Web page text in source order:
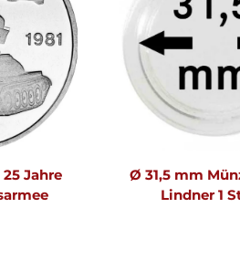
25 Jahre
Ø 31,5 mm
Lindner 1